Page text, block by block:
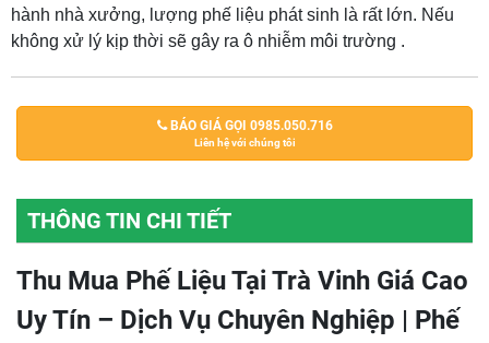
hành nhà xưởng, lượng phế liệu phát sinh là rất lớn. Nếu
không xử lý kịp thời sẽ gây ra ô nhiễm môi trường .
BÁO GIÁ GỌI 0985.050.716
Liên hệ với chúng tôi
THÔNG TIN CHI TIẾT
Thu Mua Phế Liệu Tại Trà Vinh Giá Cao
Uy Tín – Dịch Vụ Chuyên Nghiệp | Phế